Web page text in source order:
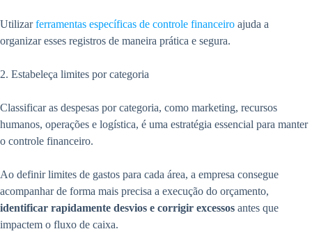
Utilizarferramentas específicas de controle financeiro ajuda a
organizar esses registros de maneira prática e segura.
2. Estabeleça limites por categoria
Classificar as despesas por categoria, como marketing, recursos
humanos, operações e logística, é uma estratégia essencial para manter
o controle financeiro.
Ao definir limites de gastos para cada área, a empresa consegue
acompanhar de forma mais precisa a execução do orçamento,
identificar rapidamente desvios e corrigir excessos antes que
impactem o fluxo de caixa.